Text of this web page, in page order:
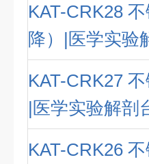
KAT-CRK28
降）|医学实验
KAT-CRK27
|医学实验解剖
KAT-CRK26